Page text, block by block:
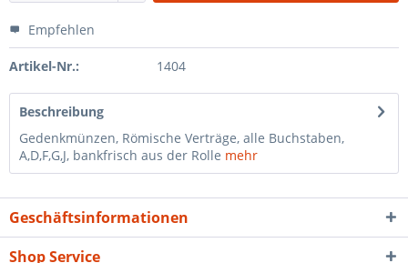
Empfehlen
Artikel-Nr.: 1404
Beschreibung
Gedenkmünzen, Römische Verträge, alle Buchstaben,
A,D,F,G,J, bankfrisch aus der Rolle mehr
Geschäftsinformationen
Shop Service